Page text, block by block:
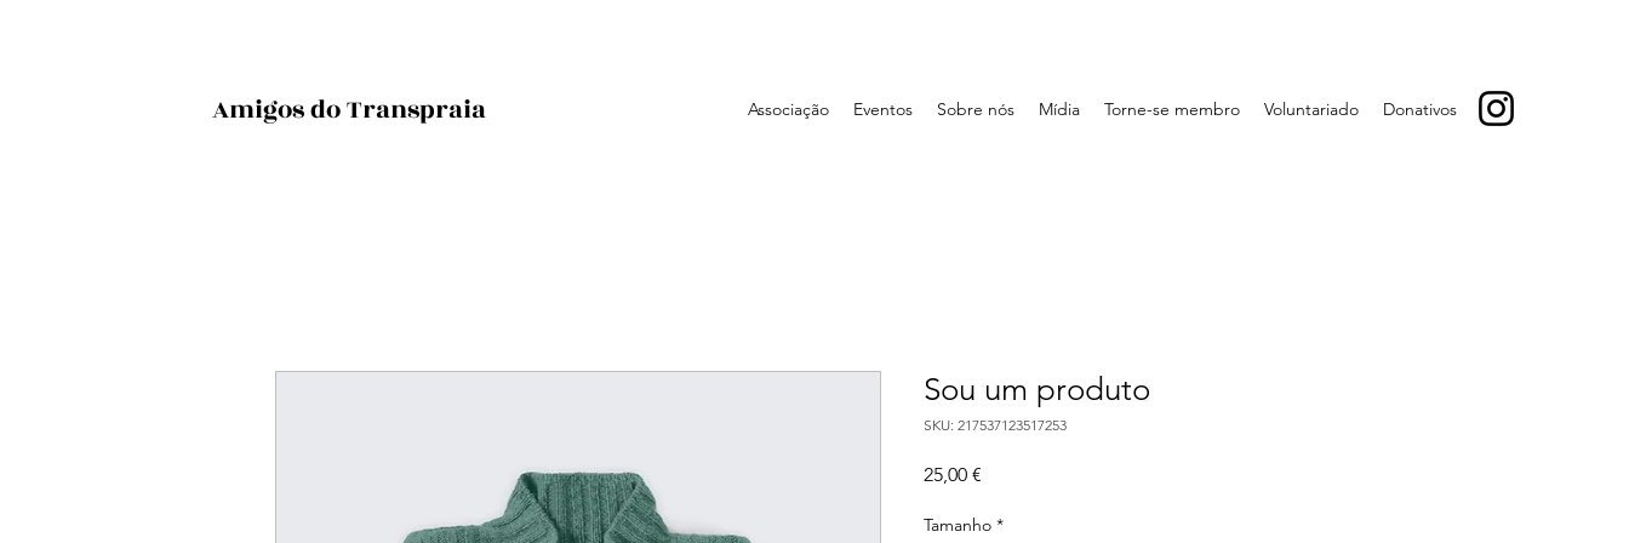
Amigos do Transpraia Associação Eventos Sobre nós Mídia Torne-se membro Voluntariado Donativos
Sou um produto
SKU: 217537123517253
25,00 €
Tamanho *